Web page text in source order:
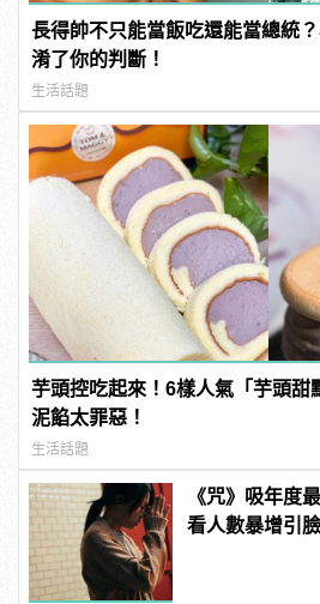
長得帥不只能當飯吃還能當總統
淆了你的判斷！
生活話題
芋頭控吃起來！6樣人氣「芋頭甜
泥餡太罪惡！
生活話題
《咒》吸年度
看人數暴增引